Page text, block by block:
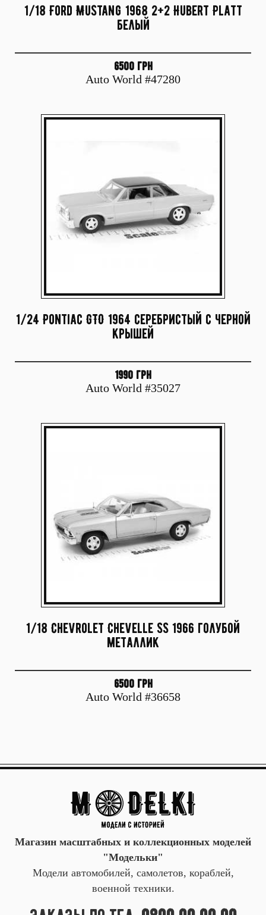
1/18 Ford Mustang 1968 2+2 Hubert Platt
белый
6500 грн
Auto World #47280
1/24 Pontiac GTO 1964 серебристый с черной
крышей
1990 грн
Auto World #35027
1/18 Chevrolet Chevelle SS 1966 голубой
металлик
6500 грн
Auto World #36658
Магазин масштабных и коллекционных моделей
"Модельки"
Модели автомобилей, самолетов, кораблей,
военной техники.